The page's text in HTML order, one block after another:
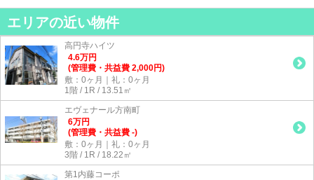
エリアの近い物件
高円寺ハイツ
4.6万円
(管理費・共益費 2,000円)
敷：0ヶ月｜礼：0ヶ月
1階 / 1R / 13.51㎡
エヴェナール方南町
6万円
(管理費・共益費 -)
敷：0ヶ月｜礼：0ヶ月
3階 / 1R / 18.22㎡
第1内藤コーポ